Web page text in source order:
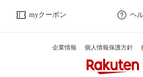
myクーポン ヘ
企業情報 個人情報保護方針